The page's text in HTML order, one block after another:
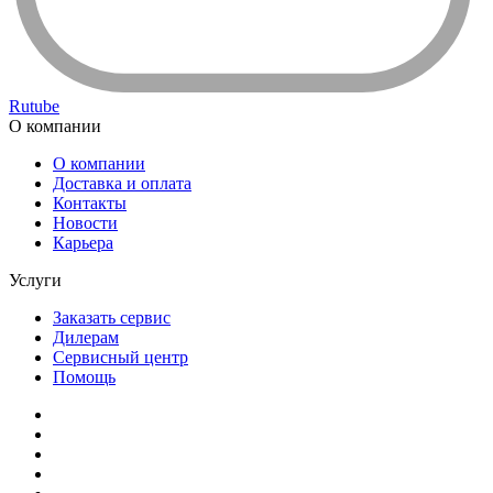
Rutube
О компании
О компании
Доставка и оплата
Контакты
Новости
Карьера
Услуги
Заказать сервис
Дилерам
Сервисный центр
Помощь